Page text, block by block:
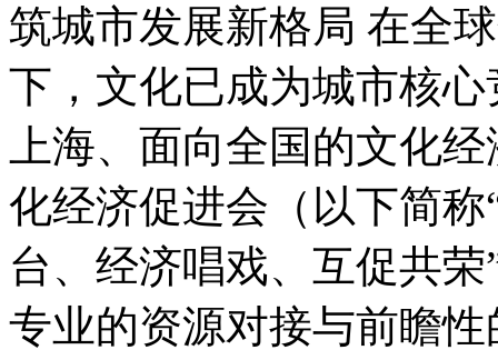
筑城市发展新格局 在全
下，文化已成为城市核
上海、面向全国的文化
化经济促进会（以下简
台、经济唱戏、互促共
专业的资源对接与前瞻